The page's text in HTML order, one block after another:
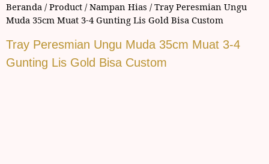
Beranda /Product /Nampan Hias / Tray Peresmian Ungu
Muda 35cm Muat 3-4 Gunting Lis Gold Bisa Custom
Tray Peresmian Ungu Muda 35cm Muat 3-4
Gunting Lis Gold Bisa Custom